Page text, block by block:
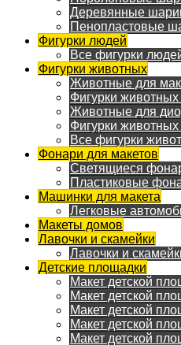
Деревянные
Пенопластовые
Фигурки людей
Все фигурки
Фигурки животных
Животные для
Фигурки
Животные для
Фигурки
Все фигурки
Фонари для макетов
Светящиеся
Пластиковые
Машинки для макета
Легковые
Макеты домов
Лавочки и скамейки
Лавочки и
Детские площадки
Макет детской
Макет детской
Макет детской
Макет детской
Макет детской